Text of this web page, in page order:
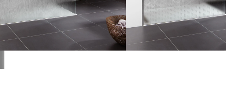
Faltmechanismus